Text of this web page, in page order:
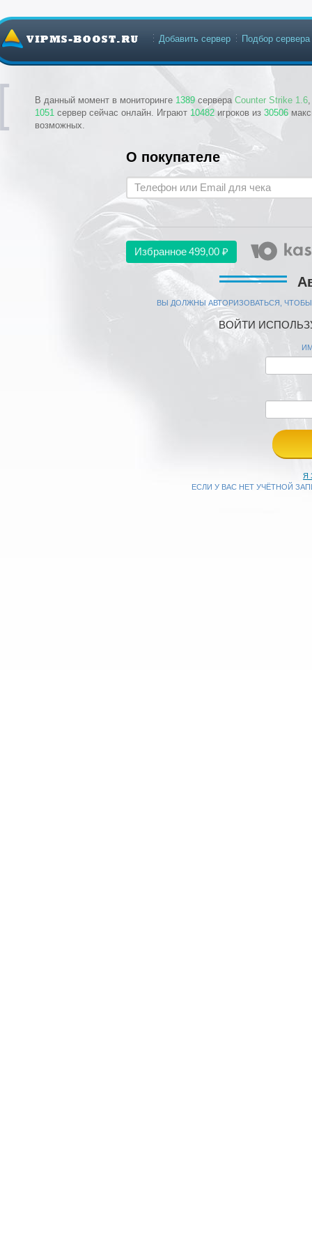
В данный момент в мониторинге 1389 сервера Counter Strike 1.6
1051 сервер сейчас онлайн. Играют 10482 игроков из 30506
возможных.
Добавить сервер Подбор сервера
О покупателе
Избранное499,00 ₽
ВЫ ДОЛЖНЫ АВТОРИЗОВАТЬСЯ,
ВОЙТИ
Я
ЕСЛИ У ВАС НЕТ УЧЁТНОЙ